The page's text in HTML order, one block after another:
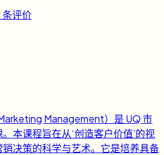
条评价
Management）是 UQ 市
本课程旨在从‘创造客户价值’的视
决策的科学与艺术。它是培养具备